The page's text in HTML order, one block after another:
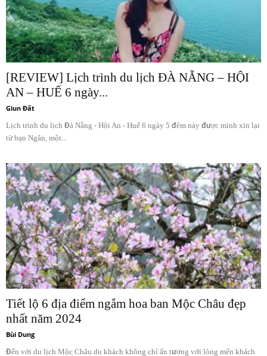
[REVIEW] Lịch trình du lịch ĐÀ NẴNG – HỘI
AN – HUẾ 6 ngày...
Giun Đất
Lịch trình du lịch Đà Nẵng - Hội An - Huế 6 ngày 5 đêm này được mình xin lại
từ bạn Ngân, một...
Tiết lộ 6 địa điểm ngắm hoa ban Mộc Châu đẹp
nhất năm 2024
Bùi Dung
Đến với du lịch Mộc Châu du khách không chỉ ấn tượng với lòng mến khách